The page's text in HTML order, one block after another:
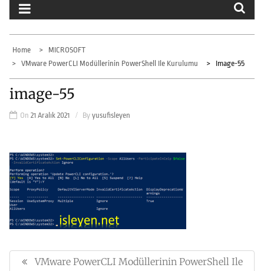
Home
MICROSOFT
VMware PowerCLI Modüllerinin PowerShell Ile Kurulumu
Image-55
image-55
On 21 Aralık 2021 By yusufisleyen
gezinmesi
Previous
VMware PowerCLI Modüllerinin PowerShell Ile